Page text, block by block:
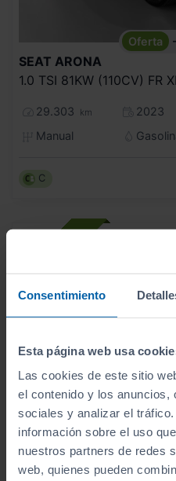
Consentimiento
Esta página web usa
Las cookies de este sitio
el contenido y los anuncios,
sociales y analizar el
información sobre el uso
nuestros partners de redes
web, quienes pueden
SEAT ARONA
1.0 TSI 81KW (110CV) FR
29.303 km
2023
Manual
C